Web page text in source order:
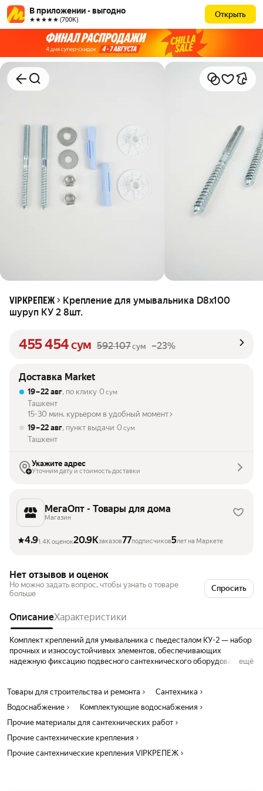
В приложении - выгодно
★★★★★ (700К)
Открыть
VIPКРЕПЕЖ
Крепление для умывальника D8x100
шуруп КУ 2 8шт.
455 454сум 592 107сум –23%
Доставка Market
19 – 22 авг, по клику 0 сум
Ташкент
15-30 мин. курьером в удобный момент
19 – 22 авг, пункт выдачи 0 сум
Ташкент
Укажите адрес
Уточним дату и стоимость доставки
МегаОпт - Товары для дома
Магазин
4.91.4K оценок20.9Kзаказов77подписчиков5лет на Маркете
Нет отзывов и оценок
Но можно задать вопрос, чтобы узнать о товаре
больше
Спросить
ОписаниеХарактеристики
Комплект креплений для умывальника с пьедесталом КУ-2 — набор
прочных и износоустойчивых элементов, обеспечивающих
надежную фиксацию подвесного сантехнического оборудования к
природный камень. Чтобы фиксация была максимально прочной,
распорные дюбели имеют упорные насечки и усики, а шпильки
дополнены шестигранниками (для удобства вкручивания).
Прокладки из пластмассы минимизирует риск повреждения
сантехнического прибора в процессе монтажа.
ещё
Товары для строительства и ремонта
Сантехника
Водоснабжение
Комплектующие водоснабжения
Прочие материалы для сантехнических работ
Прочие сантехнические крепления
Прочие сантехнические крепления VIPКРЕПЕЖ